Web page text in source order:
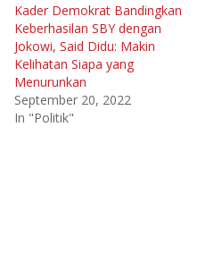
Kader Demokrat Bandingkan
Keberhasilan SBY dengan
Jokowi, Said Didu: Makin
Kelihatan Siapa yang
Menurunkan
September 20, 2022
In "Politik"